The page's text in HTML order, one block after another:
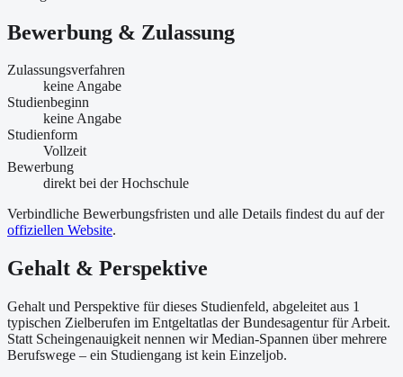
Bewerbung & Zulassung
Zulassungsverfahren
keine Angabe
Studienbeginn
keine Angabe
Studienform
Vollzeit
Bewerbung
direkt bei der Hochschule
Verbindliche Bewerbungsfristen und alle Details findest du auf der
offiziellen Website.
Gehalt & Perspektive
Gehalt und Perspektive für dieses Studienfeld, abgeleitet aus 1
typischen Zielberufen im Entgeltatlas der Bundesagentur für Arbeit.
Statt Scheingenauigkeit nennen wir Median-Spannen über mehrere
Berufswege – ein Studiengang ist kein Einzeljob.